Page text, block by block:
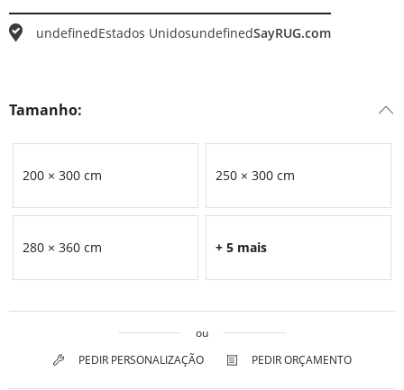
undefinedEstados UnidosundefinedSayRUG.com
Tamanho:
200 × 300 cm 250 × 300 cm
280 × 360 cm + 5 mais
ou
PEDIR PERSONALIZAÇÃO
PEDIR ORÇAMENTO